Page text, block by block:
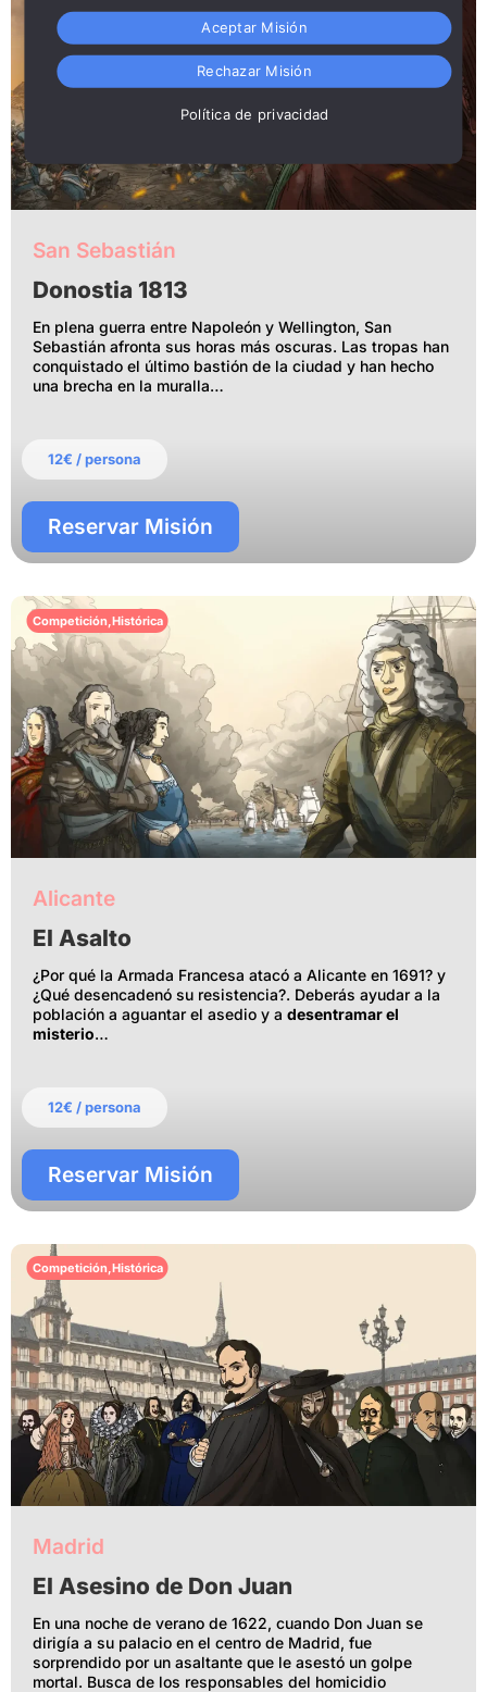
San Sebastián
Donostia 1813
En plena guerra entre Napoleón y Wellington, San
Sebastián afronta sus horas más oscuras. Las tropas han
conquistado el último bastión de la ciudad y han hecho
una brecha en la muralla…
12€ / persona
Reservar Misión
Competición Histórica
Alicante
El Asalto
¿Por qué la Armada Francesa atacó a Alicante en 1691? y
¿Qué desencadenó su resistencia?. Deberás ayudar a la
población a aguantar el asedio y a desentramar el
misterio…
12€ / persona
Reservar Misión
Competición,Histórica
Madrid
El Asesino de Don Juan
En una noche de verano de 1622, cuando Don Juan se
dirigía a su palacio en el centro de Madrid, fue
sorprendido por un asaltante que le asestó un golpe
mortal. Busca de los responsables del homicidio
Aceptar Misión
Rechazar Misión
Política de privacidad